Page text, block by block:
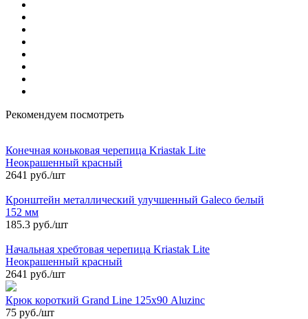
Рекомендуем посмотреть
Конечная коньковая черепица Kriastak Lite
Неокрашенный красный
2641 руб./шт
Кронштейн металлический улучшенный Galeco белый
152 мм
185.3 руб./шт
Начальная хребтовая черепица Kriastak Lite
Неокрашенный красный
2641 руб./шт
Крюк короткий Grand Line 125х90 Aluzinc
75 руб./шт